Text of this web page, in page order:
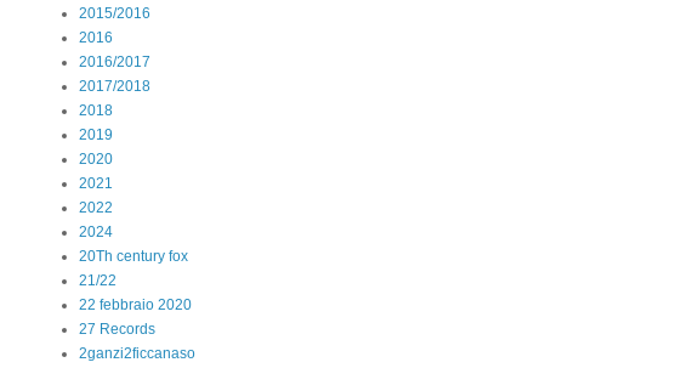
2015/2016
2016
2016/2017
2017/2018
2018
2019
2020
2021
2022
2024
20Th century fox
21/22
22 febbraio 2020
27 Records
2ganzi2ficcanaso